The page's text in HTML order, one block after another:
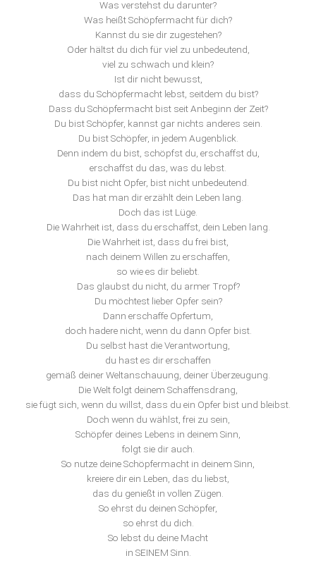
Was verstehst du darunter?
Was heißt Schöpfermacht für dich?
Kannst du sie dir zugestehen?
Oder hältst du dich für viel zu unbedeutend,
viel zu schwach und klein?
Ist dir nicht bewusst,
dass du Schöpfermacht lebst, seitdem du bist?
Dass du Schöpfermacht bist seit Anbeginn der Zeit?
Du bist Schöpfer, kannst gar nichts anderes sein.
Du bist Schöpfer, in jedem Augenblick.
Denn indem du bist, schöpfst du, erschaffst du,
erschaffst du das, was du lebst.
Du bist nicht Opfer, bist nicht unbedeutend.
Das hat man dir erzählt dein Leben lang.
Doch das ist Lüge.
Die Wahrheit ist, dass du erschaffst, dein Leben lang.
Die Wahrheit ist, dass du frei bist,
nach deinem Willen zu erschaffen,
so wie es dir beliebt.
Das glaubst du nicht, du armer Tropf?
Du möchtest lieber Opfer sein?
Dann erschaffe Opfertum,
doch hadere nicht, wenn du dann Opfer bist.
Du selbst hast die Verantwortung,
du hast es dir erschaffen
gemäß deiner Weltanschauung, deiner Überzeugung.
Die Welt folgt deinem Schaffensdrang,
sie fügt sich, wenn du willst, dass du ein Opfer bist und bleibst.
Doch wenn du wählst, frei zu sein,
Schöpfer deines Lebens in deinem Sinn,
folgt sie dir auch.
So nutze deine Schöpfermacht in deinem Sinn,
kreiere dir ein Leben, das du liebst,
das du genießt in vollen Zügen.
So ehrst du deinen Schöpfer,
so ehrst du dich.
So lebst du deine Macht
in SEINEM Sinn.